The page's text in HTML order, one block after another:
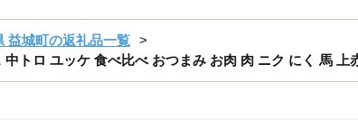
益城町の返礼品一覧
トロ ユッケ 食べ比べ おつまみ お肉 肉 ニク にく 馬